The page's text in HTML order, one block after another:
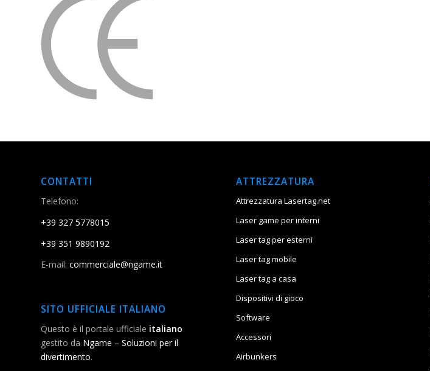
CONTATTI
Telefono:
+39 327 5778015
+39 351 9890192
E-mail: commerciale@ngame.it
SITO UFFICIALE ITALIANO
Questo è il portale ufficiale italiano
gestito da Ngame – Soluzioni per il
divertimento.
ATTREZZATURA
Attrezzatura Lasertag.net
Laser game per interni
Laser tag per esterni
Laser tag mobile
Laser tag a casa
Dispositivi di gioco
Software
Accessori
Airbunkers